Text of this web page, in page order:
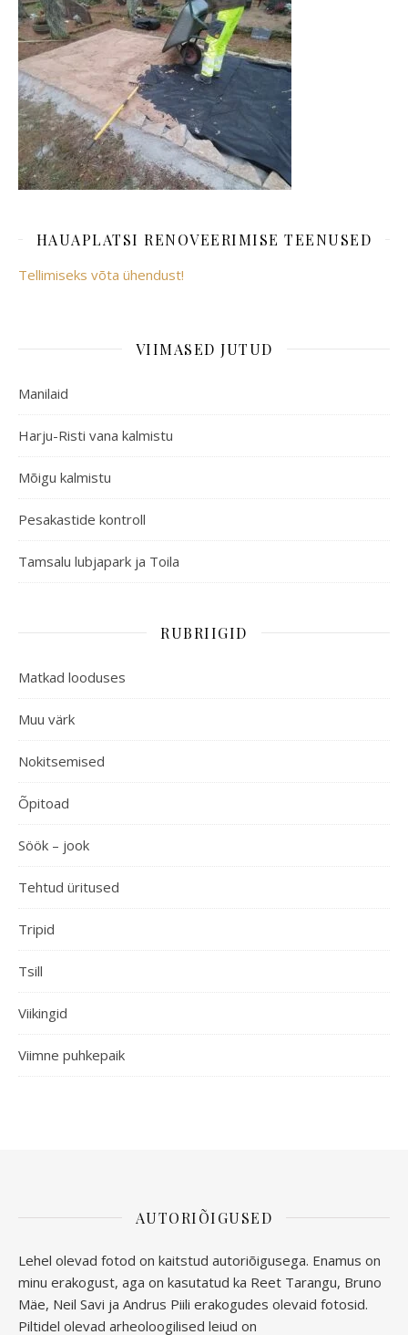
HAUAPLATSI RENOVEERIMISE TEENUSED
Tellimiseks võta ühendust!
VIIMASED JUTUD
Manilaid
Harju-Risti vana kalmistu
Mõigu kalmistu
Pesakastide kontroll
Tamsalu lubjapark ja Toila
RUBRIIGID
Matkad looduses
Muu värk
Nokitsemised
Õpitoad
Söök – jook
Tehtud üritused
Tripid
Tsill
Viikingid
Viimne puhkepaik
AUTORIÕIGUSED
Lehel olevad fotod on kaitstud autoriõigusega. Enamus on
minu erakogust, aga on kasutatud ka Reet Tarangu, Bruno
Mäe, Neil Savi ja Andrus Piili erakogudes olevaid fotosid.
Piltidel olevad arheoloogilised leiud on